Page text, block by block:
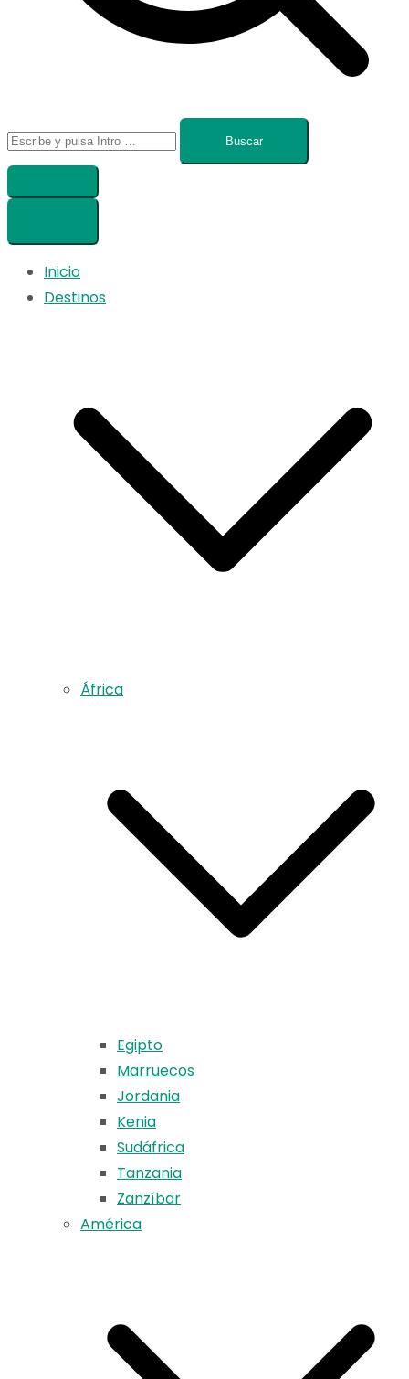
Buscar:
Inicio
Destinos
África
Egipto
Marruecos
Jordania
Kenia
Sudáfrica
Tanzania
Zanzíbar
América